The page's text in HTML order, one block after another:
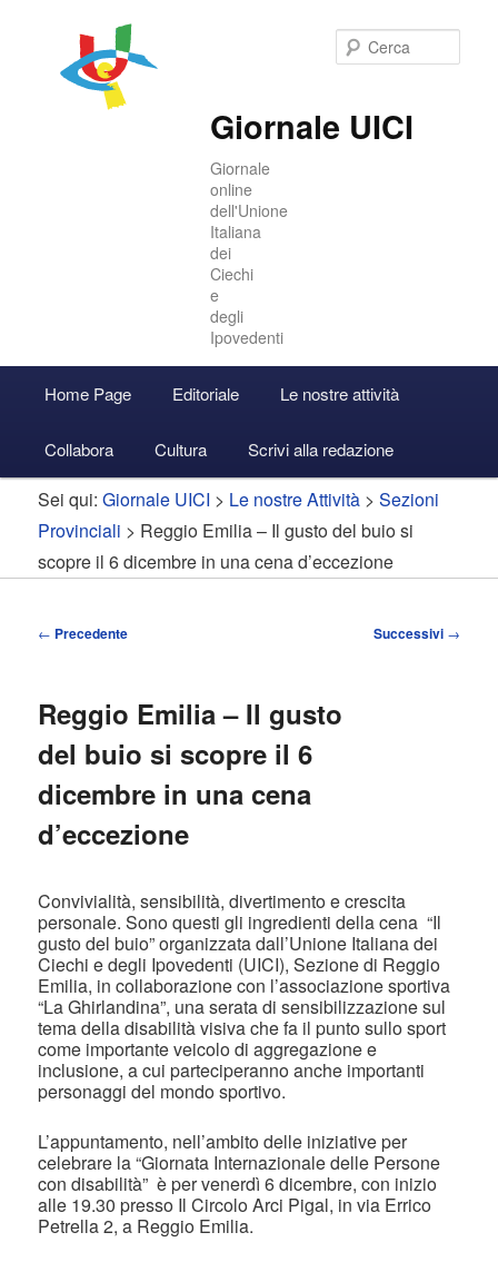
Giornale UICI
Giornale
online
dell'Unione
Italiana
dei
Ciechi
e
degli
Ipovedenti
principale
Vai
al
contenuto
principale
Vai
al
contenuto
secondario
Accedi
Home Page Editoriale Le nostre attività
Collabora Cultura Scrivi alla redazione
Sei qui:Giornale UICI > Le nostre Attività >Sezioni
Provinciali > Reggio Emilia – Il gusto del buio si
scopre il 6 dicembre in una cena d’eccezione
Navigazione
← Precedente Successivi →
Reggio Emilia – Il gusto
del buio si scopre il 6
dicembre in una cena
d’eccezione
Convivialità, sensibilità, divertimento e crescita
personale. Sono questi gli ingredienti della cena “Il
gusto del buio” organizzata dall’Unione Italiana dei
Ciechi e degli Ipovedenti (UICI), Sezione di Reggio
Emilia, in collaborazione con l’associazione sportiva
“La Ghirlandina”, una serata di sensibilizzazione sul
tema della disabilità visiva che fa il punto sullo sport
come importante veicolo di aggregazione e
inclusione, a cui parteciperanno anche importanti
personaggi del mondo sportivo.
L’appuntamento, nell’ambito delle iniziative per
celebrare la “Giornata Internazionale delle Persone
con disabilità” è per venerdì 6 dicembre, con inizio
alle 19.30 presso Il Circolo Arci Pigal, in via Errico
Petrella 2, a Reggio Emilia.